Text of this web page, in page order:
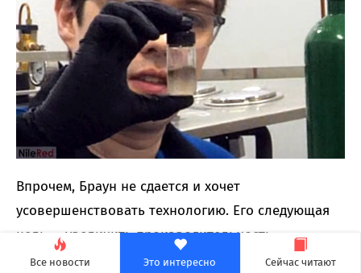
Все новости Это интересно Сейчас читают
Впрочем, Браун не сдается и хочет
усовершенствовать технологию. Его следующая
цель — увеличить производительность
самогонного аппарата настолько, чтобы получить